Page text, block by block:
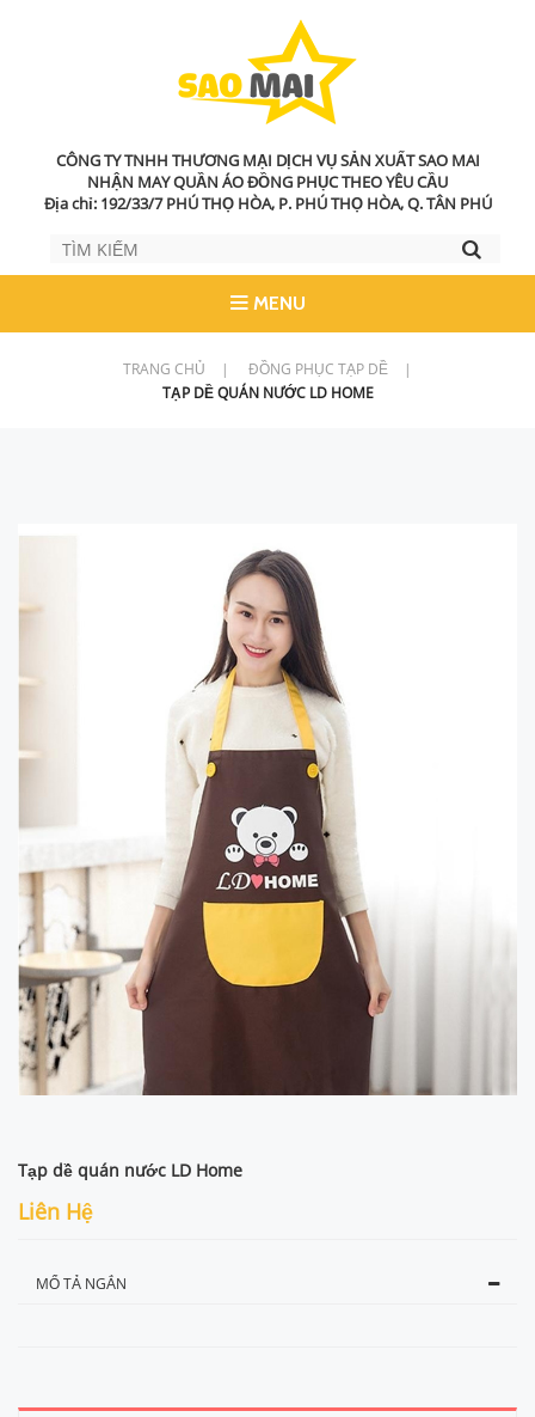
CÔNG TY TNHH THƯƠNG MẠI DỊCH VỤ SẢN XUẤT SAO MAI
NHẬN MAY QUẦN ÁO ĐỒNG PHỤC THEO YÊU CẦU
Địa chỉ: 192/33/7 PHÚ THỌ HÒA, P. PHÚ THỌ HÒA, Q. TÂN PHÚ
MENU
TRANG CHỦ | ĐỒNG PHỤC TẠP DỀ
|
TẠP DỀ QUÁN NƯỚC LD HOME
Tạp dề quán nước LD Home
Liên Hệ
MỔ TẢ NGẮN